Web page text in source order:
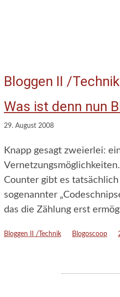
Bloggen II /Technik
Was ist denn nun
29. August 2008
Knapp gesagt zweierlei:
Counter gibt es
sogenannter
das die Zählung erst
Kategorien
Bloggen II /Technik Schlagwörter
Blogoscoop